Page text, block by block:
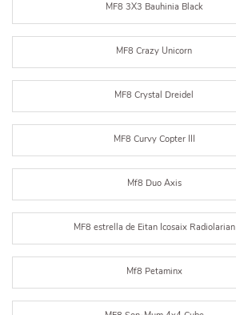
MF8 3X3 Bauhinia Black
MF8 Crazy Unicorn
MF8 Crystal Dreidel
MF8 Curvy Copter III
Mf8 Duo Axis
MF8 estrella de Eitan Icosaix Radiolarian
Mf8 Petaminx